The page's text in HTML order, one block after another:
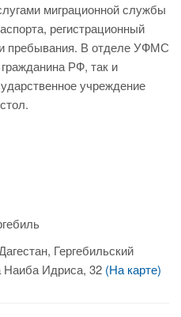
миграционной службы
регистрационный
пребывания. В отделе УФМС
РФ, так и
учреждение
Гергебильский
Наиба Идриса, 32 (На карте)